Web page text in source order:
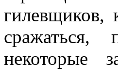
гилевщиков,
сражаться,
некоторые